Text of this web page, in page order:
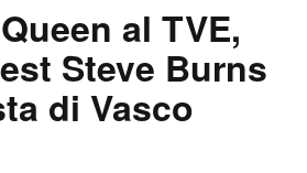
al TVE,
Steve Burns
di Vasco